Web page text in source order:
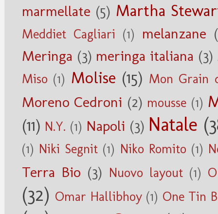
marmellate (5) Martha
Meddiet Cagliari (1) melanzane
Meringa (3) meringa italiana (3)
Miso (1) Molise (15) Mon Grain
Moreno Cedroni (2) mousse (1)
(11) N.Y. (1) Napoli (3) Natale
(1) Niki Segnit (1) Niko Romito (1)
Terra Bio (3) Nuovo layout (1)
(32) Omar Hallibhoy (1) One Tin